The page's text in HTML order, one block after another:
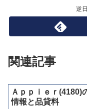
逆
関連記事
Ａｐｐｉｅｒ(4180)
情報と品貸料